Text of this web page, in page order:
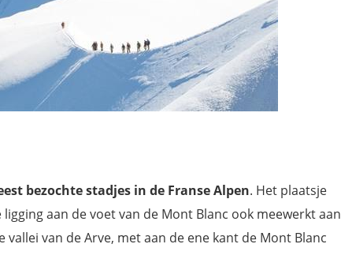
bezochte stadjes in de Franse Alpen. Het plaatsje
aan de voet van de Mont Blanc ook meewerkt aan
van de Arve, met aan de ene kant de Mont Blanc